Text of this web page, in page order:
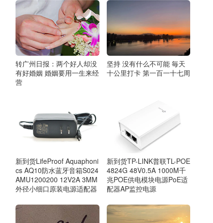
转广州日报：两个好人却没
有好婚姻 婚姻要用一生来经
营
坚持 没有什么不可能 毎天
十公里打卡 第一百一十七周
新到货LifeProof Aquaphoni
cs AQ10防水蓝牙音箱S024
AMU1200200 12V2A 3MM
外径小细口原装电源适配器
新到货TP-LINK普联TL-POE
4824G 48V0.5A 1000M千
兆POE供电模块电源PoE适
配器AP监控电源